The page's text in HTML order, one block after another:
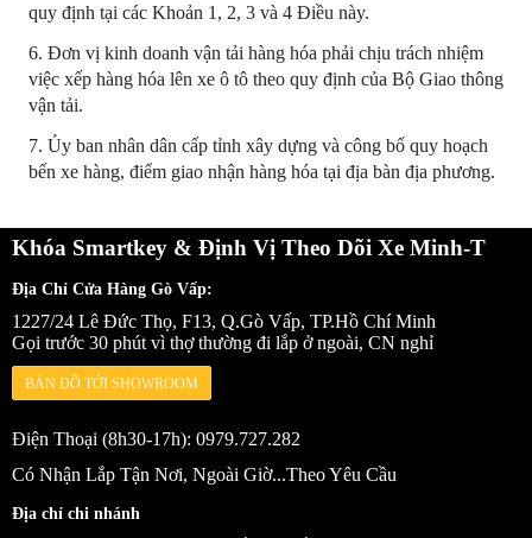
quy định tại các Khoản 1, 2, 3 và 4 Điều này.
6. Đơn vị kinh doanh vận tải hàng hóa phải chịu trách nhiệm
việc xếp hàng hóa lên xe ô tô theo quy định của Bộ Giao thông
vận tải.
7. Ủy ban nhân dân cấp tỉnh xây dựng và công bố quy hoạch
bến xe hàng, điểm giao nhận hàng hóa tại địa bàn địa phương.
Khóa Smartkey & Định Vị Theo Dõi Xe Minh-T
Địa Chỉ Cửa Hàng Gò Vấp:
1227/24 Lê Đức Thọ, F13, Q.Gò Vấp, TP.Hồ Chí Minh
Gọi trước 30 phút vì thợ thường đi lắp ở ngoài, CN nghỉ
BẢN ĐỒ TỚI SHOWROOM
Điện Thoại (8h30-17h): 0979.727.282
Có Nhận Lắp Tận Nơi, Ngoài Giờ...Theo Yêu Cầu
Địa chỉ chi nhánh